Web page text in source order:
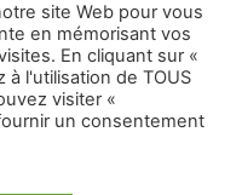
.
site Web pour vous
en mémorisant vos
En cliquant sur «
l'utilisation de TOUS
visiter «
un consentement